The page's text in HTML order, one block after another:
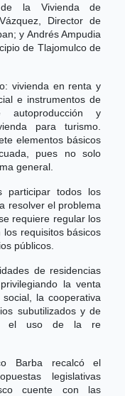
de la Vivienda de
Director de
y Andrés Ampudia
de Tlajomulco de
vivienda en renta y
e instrumentos de
y
para turismo.
elementos básicos
pues no solo
general.
participar todos los
resolver el problema
requiere regular los
requisitos básicos
públicos.
de residencias
la venta
la cooperativa
subutilizados y de
el uso de la re
Barba recalcó el
legislativas
cuente con las